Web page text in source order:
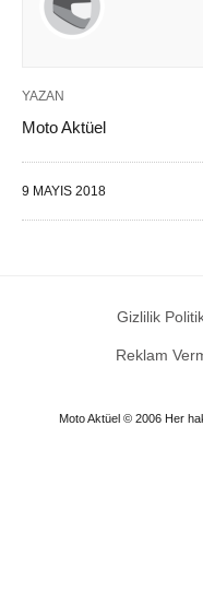
YAZAN
Moto Aktüel
9 MAYIS 2018
Gizlilik
Reklam
Moto Aktüel © 2006 Her